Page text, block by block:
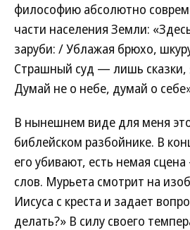
философию абсолютно
части населения Земли:
заруби: / Ублажая брюхо,
Страшный суд — лишь сказки,
Думай не о небе, думай о
В нынешнем виде для меня
библейском разбойнике. В
его убивают, есть немая
слов. Мурьета смотрит на
Иисуса с креста и задает
делать?» В силу своего